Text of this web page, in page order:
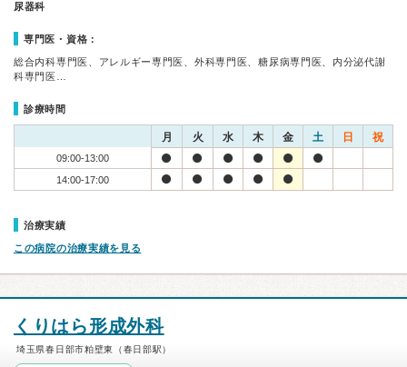
尿器科
専門医・資格：
総合内科専門医、アレルギー専門医、外科専門医、糖尿病専門医、内分泌代謝
科専門医…
診療時間
月 火 水 木 金 土 日 祝
09:00-13:00
14:00-17:00
治療実績
この病院の治療実績を見る
くりはら形成外科
埼玉県春日部市粕壁東（春日部駅）